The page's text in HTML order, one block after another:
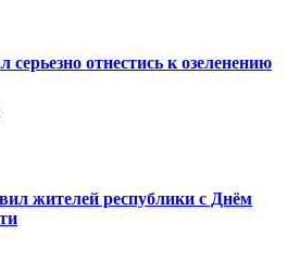
отнестись к озеленению
жителей республики с Днём